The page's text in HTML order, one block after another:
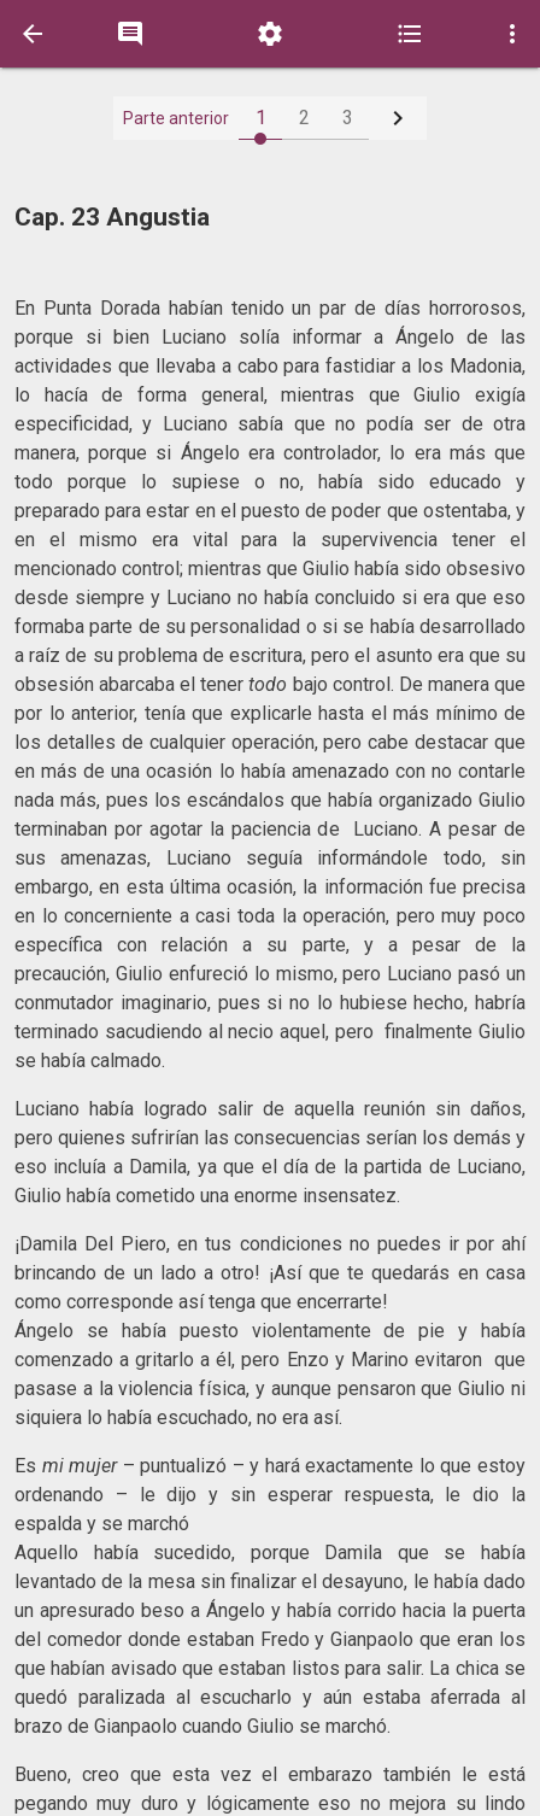
    
Parte anterior 1 2 3 
Cap. 23 Angustia
En Punta Dorada habían tenido un par de días horrorosos,
porque si bien Luciano solía informar a Ángelo de las
actividades que llevaba a cabo para fastidiar a los Madonia,
lo hacía de forma general, mientras que Giulio exigía
especificidad, y Luciano sabía que no podía ser de otra
manera, porque si Ángelo era controlador, lo era más que
todo porque lo supiese o no, había sido educado y
preparado para estar en el puesto de poder que ostentaba, y
en el mismo era vital para la supervivencia tener el
mencionado control; mientras que Giulio había sido obsesivo
desde siempre y Luciano no había concluido si era que eso
formaba parte de su personalidad o si se había desarrollado
a raíz de su problema de escritura, pero el asunto era que su
obsesión abarcaba el tenertodo bajo control. De manera que
por lo anterior, tenía que explicarle hasta el más mínimo de
los detalles de cualquier operación, pero cabe destacar que
en más de una ocasión lo había amenazado con no contarle
nada más, pues los escándalos que había organizado Giulio
terminaban por agotar la paciencia de Luciano. A pesar de
sus amenazas, Luciano seguía informándole todo, sin
embargo, en esta última ocasión, la información fue precisa
en lo concerniente a casi toda la operación, pero muy poco
específica con relación a su parte, y a pesar de la
precaución, Giulio enfureció lo mismo, pero Luciano pasó un
conmutador imaginario, pues si no lo hubiese hecho, habría
terminado sacudiendo al necio aquel, pero finalmente Giulio
se había calmado.
Luciano había logrado salir de aquella reunión sin daños,
pero quienes sufrirían las consecuencias serían los demás y
eso incluía a Damila, ya que el día de la partida de Luciano,
Giulio había cometido una enorme insensatez.
¡Damila Del Piero, en tus condiciones no puedes ir por ahí
brincando de un lado a otro! ¡Así que te quedarás en casa
como corresponde así tenga que encerrarte!
Ángelo se había puesto violentamente de pie y había
comenzado a gritarlo a él, pero Enzo y Marino evitaron que
pasase a la violencia física, y aunque pensaron que Giulio ni
siquiera lo había escuchado, no era así.
Es mi mujer– puntualizó – y hará exactamente lo que estoy
ordenando – le dijo y sin esperar respuesta, le dio la
espalda y se marchó
Aquello había sucedido, porque Damila que se había
levantado de la mesa sin finalizar el desayuno, le había dado
un apresurado beso a Ángelo y había corrido hacia la puerta
del comedor donde estaban Fredo y Gianpaolo que eran los
que habían avisado que estaban listos para salir. La chica se
quedó paralizada al escucharlo y aún estaba aferrada al
brazo de Gianpaolo cuando Giulio se marchó.
Bueno, creo que esta vez el embarazo también le está
pegando muy duro y lógicamente eso no mejora su lindo